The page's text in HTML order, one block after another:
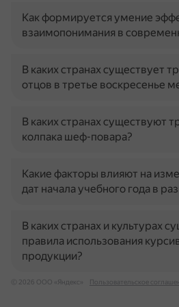
Как формируется умение
взаимопонимания в
В каких странах существует
отцов в третье воскресенье
В каких странах существуют
колпака шеф-повара?
Какие факторы влияют на
дат начала учебного года в
В каких странах и культурах
правила использования
продукции?
© 2026 ООО «Яндекс» Пользовательское